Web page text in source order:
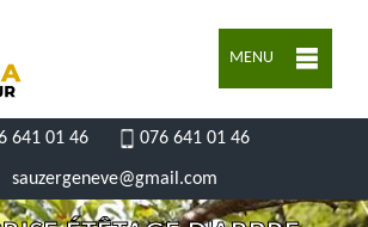
MENU
641 01 46 076 641 01 46
sauzergeneve@gmail.com